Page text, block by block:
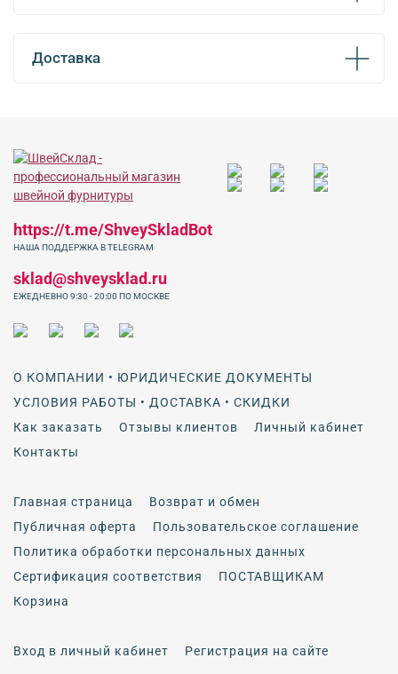
Доставка
О КОМПАНИИ • ЮРИДИЧЕСКИЕ ДОКУМЕНТЫ
УСЛОВИЯ РАБОТЫ • ДОСТАВКА • СКИДКИ
Как заказать
Отзывы клиентов
Личный кабинет
Контакты
Главная страница
Возврат и обмен
Публичная оферта
Пользовательское соглашение
Политика обработки персональных данных
Сертификация соответствия
ПОСТАВЩИКАМ
Корзина
Вход в личный кабинет Регистрация на сайте
https://t.me/ShveySkladBot
НАША ПОДДЕРЖКА В TELEGRAM
sklad@shveysklad.ru
ЕЖЕДНЕВНО 9:30 - 20:00 ПО МОСКВЕ